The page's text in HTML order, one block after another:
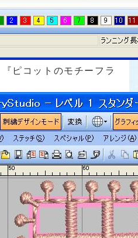
ピコットのモチーフラ